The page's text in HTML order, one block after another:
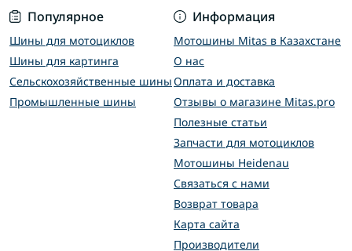
Популярное
Шины для мотоциклов
Шины для картинга
Сельскохозяйственные шины
Промышленные шины
Информация
Мотошины Mitas в Казахстане
О нас
Оплата и доставка
Отзывы о магазине Mitas.pro
Полезные статьи
Запчасти для мотоциклов
Мотошины Heidenau
Связаться с нами
Возврат товара
Карта сайта
Производители